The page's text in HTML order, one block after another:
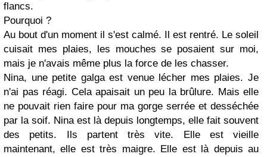
flancs.
Pourquoi ?
Au bout d'un moment il s'est calmé. Il est rentré. Le soleil
cuisait mes plaies, les mouches se posaient sur moi,
mais je n'avais même plus la force de les chasser.
Nina, une petite galga est venue lécher mes plaies. Je
n'ai pas réagi. Cela apaisait un peu la brûlure. Mais elle
ne pouvait rien faire pour ma gorge serrée et desséchée
par la soif. Nina est là depuis longtemps, elle fait souvent
des petits. Ils partent très vite. Elle est vieille
maintenant, elle est très maigre. Elle est là depuis au